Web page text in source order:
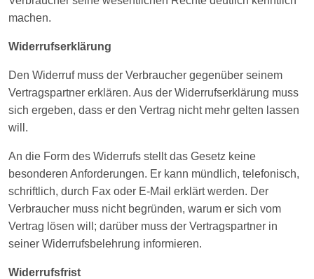
machen.
Widerrufserklärung
Den Widerruf muss der Verbraucher gegenüber seinem
Vertragspartner erklären. Aus der Widerrufserklärung muss
sich ergeben, dass er den Vertrag nicht mehr gelten lassen
will.
An die Form des Widerrufs stellt das Gesetz keine
besonderen Anforderungen. Er kann mündlich, telefonisch,
schriftlich, durch Fax oder E-Mail erklärt werden. Der
Verbraucher muss nicht begründen, warum er sich vom
Vertrag lösen will; darüber muss der Vertragspartner in
seiner Widerrufsbelehrung informieren.
Widerrufsfrist